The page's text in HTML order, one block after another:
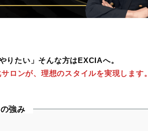
りたい」そんな方はEXCIAへ。
ロンが、理想のスタイルを実現します。
強み